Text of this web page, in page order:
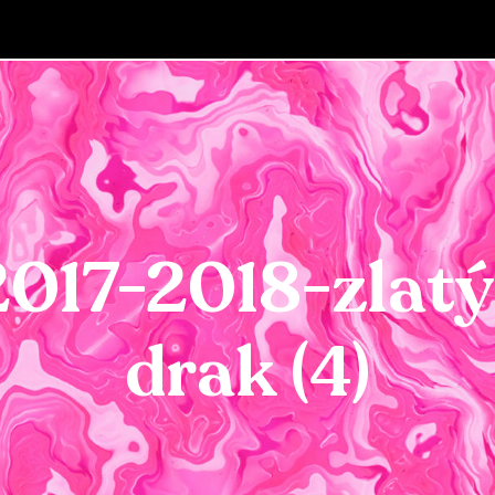
2018-
drak (4)